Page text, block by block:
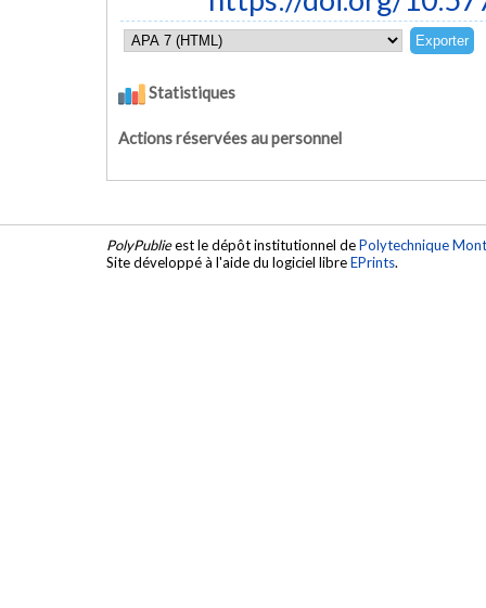
Statistiques
Actions réservées au personnel
PolyPublieest le dépôt institutionnel dePolytechnique
Site développé à l'aide du logiciel libreEPrints.